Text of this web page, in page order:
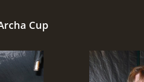
Cup